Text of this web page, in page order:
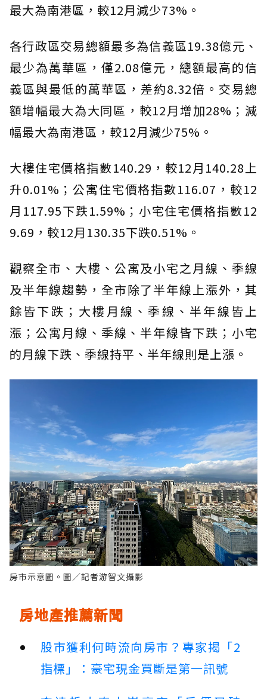
最大為南港區，較12月減少73%。
各行政區交易總額最多為信義區19.38億元、
最少為萬華區，僅2.08億元，總額最高的信
義區與最低的萬華區，差約8.32倍。交易總
額增幅最大為大同區，較12月增加28%；減
幅最大為南港區，較12月減少75%。
大樓住宅價格指數140.29，較12月140.28上
升0.01%；公寓住宅價格指數116.07，較12
月117.95下跌1.59%；小宅住宅價格指數12
9.69，較12月130.35下跌0.51%。
觀察全市、大樓、公寓及小宅之月線、季線
及半年線趨勢，全市除了半年線上漲外，其
餘皆下跌；大樓月線、季線、半年線皆上
漲；公寓月線、季線、半年線皆下跌；小宅
的月線下跌、季線持平、半年線則是上漲。
房市示意圖。圖／記者游智文攝影
房地產推薦新聞
股市獲利何時流向房市？專家揭「2
指標」：豪宅現金買斷是第一訊號